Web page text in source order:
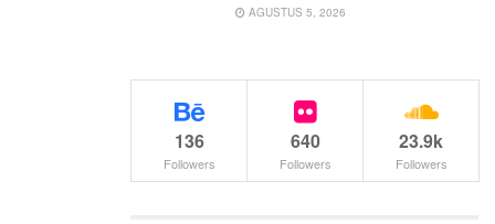
AGUSTUS 5, 2026
136
Followers
640
Followers
23.9k
Followers